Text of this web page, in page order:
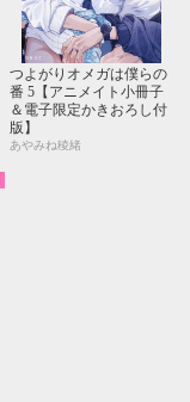
つよがりオメガは僕らの
番 5【アニメイト小冊子
＆電子限定かきおろし付
版】
あやみね稜緒